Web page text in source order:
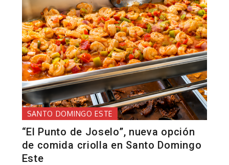
SANTO DOMINGO ESTE
“El Punto de Joselo”, nueva opción
de comida criolla en Santo Domingo
Este